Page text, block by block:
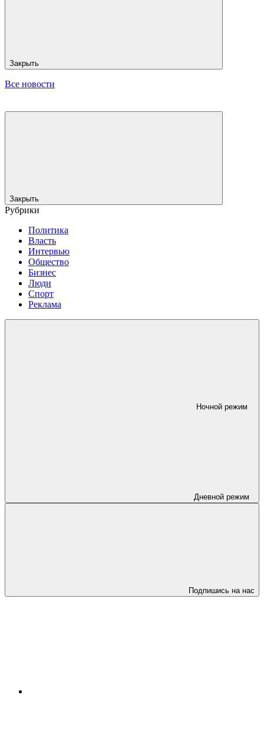
Закрыть
Все новости
Закрыть
Рубрики
Политика
Власть
Интервью
Общество
Бизнес
Люди
Спорт
Реклама
Ночной режим
Дневной режим
Подпишись на нас